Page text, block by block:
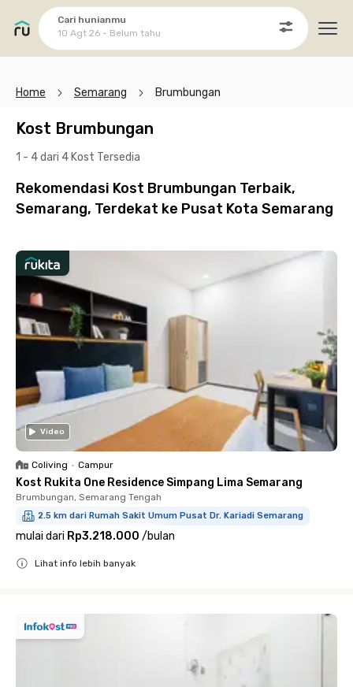
Cari hunianmu
10 Agt 26 - Belum tahu
Home Semarang Brumbungan
Kost Brumbungan
1 - 4 dari 4 Kost Tersedia
Rekomendasi Kost Brumbungan Terbaik,
Semarang, Terdekat ke Pusat Kota Semarang
Video
Coliving • Campur
Kost Rukita One Residence Simpang Lima Semarang
Brumbungan, Semarang Tengah
2.5 km dari Rumah Sakit Umum Pusat Dr. Kariadi Semarang
mulai dari Rp3.218.000 /bulan
Lihat info lebih banyak